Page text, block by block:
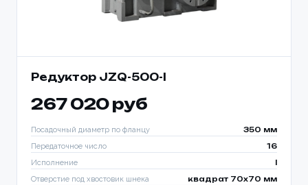
Редуктор JZQ-500-I
267 020 руб
Посадочный диаметр по фланцу 350 мм
Передаточное число 16
Исполнение
Отверстие под хвостовик шнека квадрат 70х70 мм